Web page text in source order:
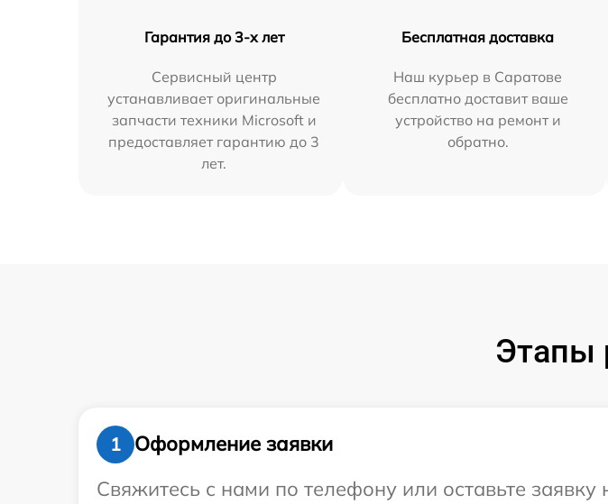
Гарантия до 3-х лет
Сервисный центр
устанавливает оригинальные
запчасти техники Microsoft и
предоставляет гарантию до 3
лет.
Бесплатная доставка
Наш курьер в Саратове
бесплатно доставит ваше
устройство на ремонт и
обратно.
Этапы
1
Оформление заявки
Свяжитесь с нами по телефону или оставьте